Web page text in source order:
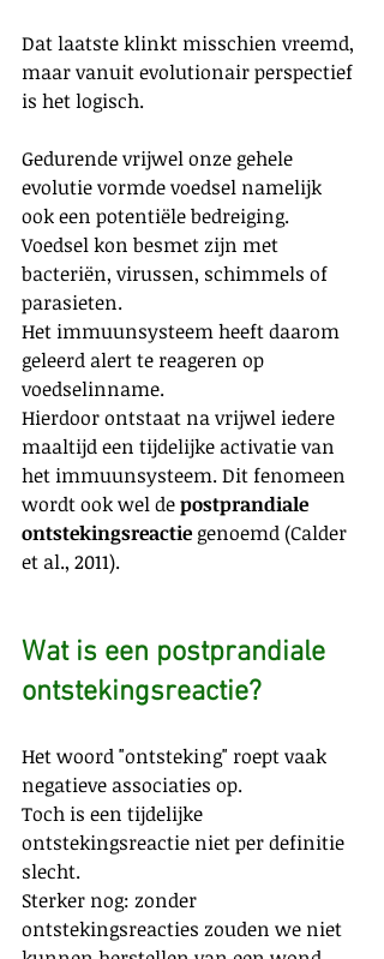
Dat laatste klinkt misschien vreemd,
maar vanuit evolutionair perspectief
is het logisch.
Gedurende vrijwel onze gehele
evolutie vormde voedsel namelijk
ook een potentiële bedreiging.
Voedsel kon besmet zijn met
bacteriën, virussen, schimmels of
parasieten.
Het immuunsysteem heeft daarom
geleerd alert te reageren op
voedselinname.
Hierdoor ontstaat na vrijwel iedere
maaltijd een tijdelijke activatie van
het immuunsysteem. Dit fenomeen
wordt ook wel de postprandiale
ontstekingsreactie genoemd (Calder
et al., 2011).
Wat is een postprandiale
ontstekingsreactie?
Het woord "ontsteking" roept vaak
negatieve associaties op.
Toch is een tijdelijke
ontstekingsreactie niet per definitie
slecht.
Sterker nog: zonder
ontstekingsreacties zouden we niet